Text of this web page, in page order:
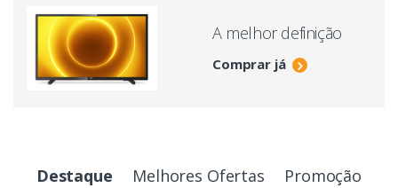
A melhor definição
Comprar já
Destaque Melhores Ofertas Promoção